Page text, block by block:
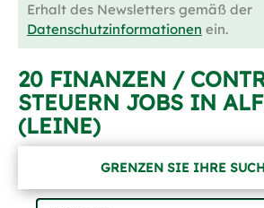
Erhalt des Newsletters gemäß der
Datenschutzinformationen ein.
20 FINANZEN /
STEUERN JOBS IN
(LEINE)
GRENZEN SIE IHRE